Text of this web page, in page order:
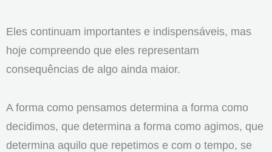
Eles continuam importantes e indispensáveis, mas
hoje compreendo que eles representam
consequências de algo ainda maior.
A forma como pensamos determina a forma como
decidimos, que determina a forma como agimos, que
determina aquilo que repetimos e com o tempo, se